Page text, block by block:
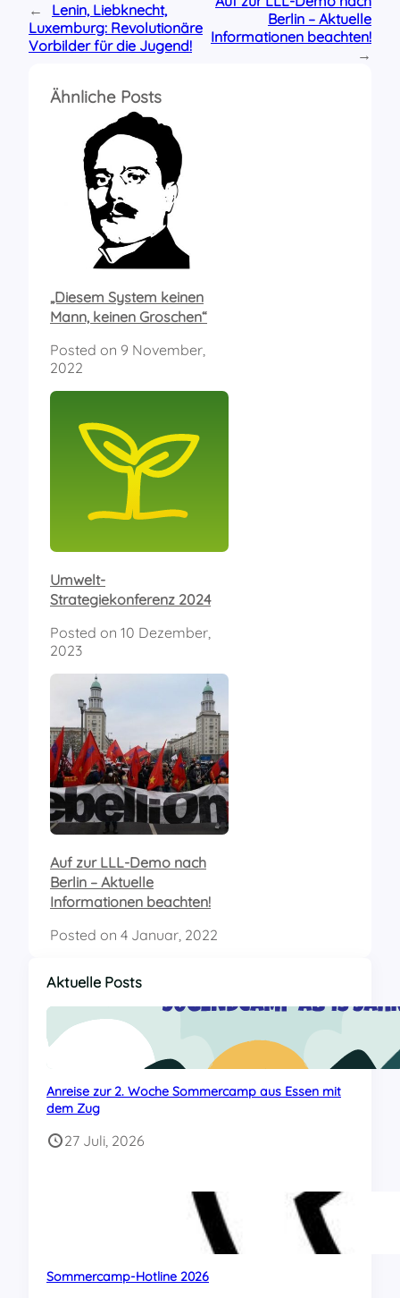
←
Lenin, Liebknecht,
Luxemburg: Revolutionäre
Vorbilder für die Jugend!
Berlin – Aktuelle
Informationen beachten!
→
Ähnliche Posts
„Diesem System keinen
Mann, keinen Groschen“
Posted on 9 November,
2022
Umwelt-
Strategiekonferenz 2024
Posted on 10 Dezember,
2023
Auf zur LLL-Demo nach
Berlin – Aktuelle
Informationen beachten!
Posted on 4 Januar, 2022
Aktuelle Posts
Anreise zur 2. Woche Sommercamp aus Essen mit
dem Zug
27 Juli, 2026
Sommercamp-Hotline 2026